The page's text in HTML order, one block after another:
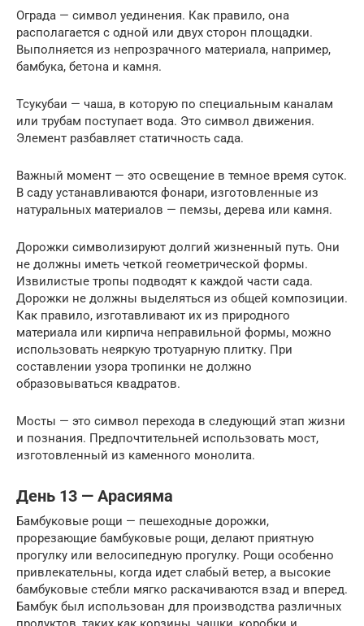
Ограда — символ уединения. Как правило, она
располагается с одной или двух сторон площадки.
Выполняется из непрозрачного материала, например,
бамбука, бетона и камня.
Тсукубаи — чаша, в которую по специальным каналам
или трубам поступает вода. Это символ движения.
Элемент разбавляет статичность сада.
Важный момент — это освещение в темное время суток.
В саду устанавливаются фонари, изготовленные из
натуральных материалов — пемзы, дерева или камня.
Дорожки символизируют долгий жизненный путь. Они
не должны иметь четкой геометрической формы.
Извилистые тропы подводят к каждой части сада.
Дорожки не должны выделяться из общей композиции.
Как правило, изготавливают их из природного
материала или кирпича неправильной формы, можно
использовать неяркую тротуарную плитку. При
составлении узора тропинки не должно
образовываться квадратов.
Мосты — это символ перехода в следующий этап жизни
и познания. Предпочтительней использовать мост,
изготовленный из каменного монолита.
День 13 — Арасияма
Бамбуковые рощи — пешеходные дорожки,
прорезающие бамбуковые рощи, делают приятную
прогулку или велосипедную прогулку. Рощи особенно
привлекательны, когда идет слабый ветер, а высокие
бамбуковые стебли мягко раскачиваются взад и вперед.
Бамбук был использован для производства различных